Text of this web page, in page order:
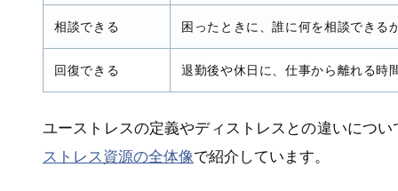
相談できる 困ったときに、誰に何を相談できる
回復できる 退勤後や休日に、仕事から離れる時
ユーストレスの定義やディストレスとの違いについ
ストレス資源の全体像で紹介しています。